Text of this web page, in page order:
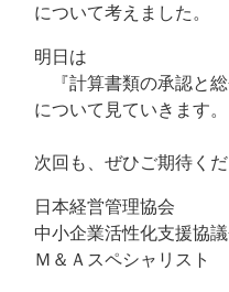
について考えました。
明日は
『計算書類の承認と総
について見ていきます。
次回も、ぜひご期待くだ
日本経営管理協会
中小企業活性化支援協
Ｍ＆Ａスペシャ